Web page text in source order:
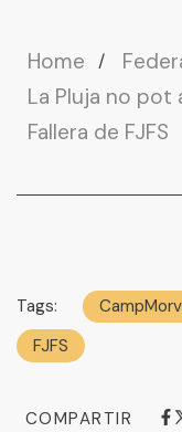
Home
La Pluja no pot
Fallera de FJFS
Tags:
FJFS
COMPARTIR